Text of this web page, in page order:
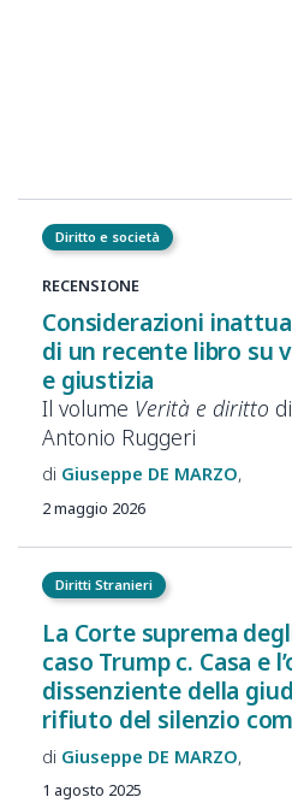
Diritto e società
RECENSIONE
Considerazioni
di un recente libro su
e giustizia
Il volume Verità e diritto
Antonio Ruggeri
Giuseppe DE MARZO
2 maggio 2026
Diritti Stranieri
La Corte suprema
caso Trump c. Casa e
dissenziente della
rifiuto del silenzio
Giuseppe DE MARZO
1 agosto 2025